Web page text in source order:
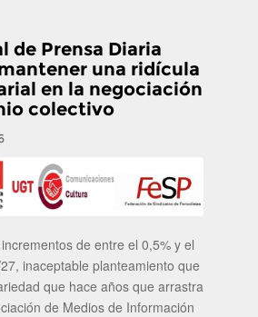
de Prensa Diaria
una ridícula
en la negociación
colectivo
de entre el 0,5% y el
inaceptable planteamiento que
que hace años que arrastra
de Medios de Información